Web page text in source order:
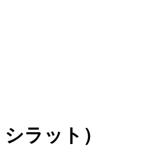
ラット）